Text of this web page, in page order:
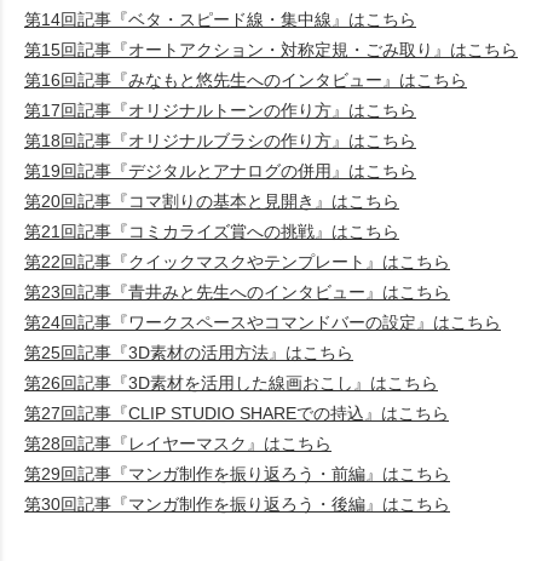
第14回記事『ベタ・スピード線・集中線』はこちら
第15回記事『オートアクション・対称定規・ごみ取り』はこちら
第16回記事『みなもと悠先生へのインタビュー』はこちら
第17回記事『オリジナルトーンの作り方』はこちら
第18回記事『オリジナルブラシの作り方』はこちら
第19回記事『デジタルとアナログの併用』はこちら
第20回記事『コマ割りの基本と見開き』はこちら
第21回記事『コミカライズ賞への挑戦』はこちら
第22回記事『クイックマスクやテンプレート』はこちら
第23回記事『青井みと先生へのインタビュー』はこちら
第24回記事『ワークスペースやコマンドバーの設定』はこちら
第25回記事『3D素材の活用方法』はこちら
第26回記事『3D素材を活用した線画おこし』はこちら
第27回記事『CLIP STUDIO SHAREでの持込』はこちら
第28回記事『レイヤーマスク』はこちら
第29回記事『マンガ制作を振り返ろう・前編』はこちら
第30回記事『マンガ制作を振り返ろう・後編』はこちら